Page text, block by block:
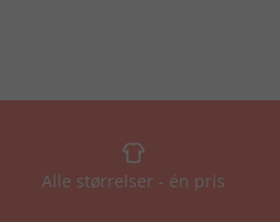
Alle størrelser - én pris